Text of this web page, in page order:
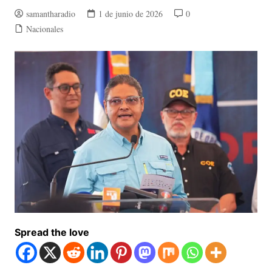
samantharadio 1 de junio de 2026
0
Nacionales
Spread the love